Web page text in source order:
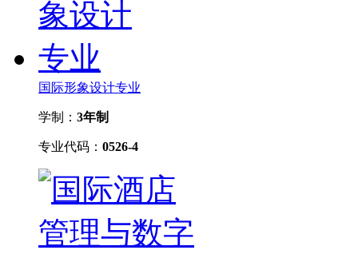
国际形象设计专业
学制： 3年制
专业代码： 0526-4